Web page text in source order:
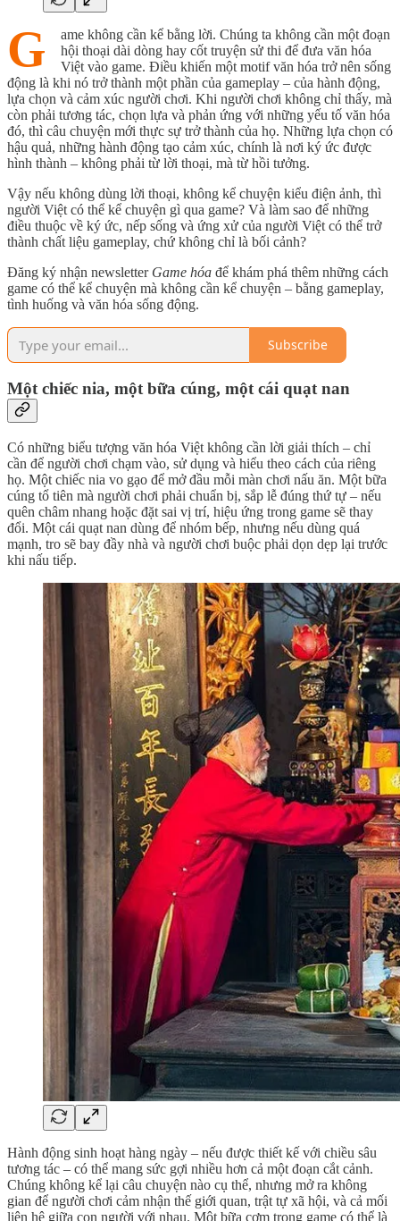
G
ame không cần kể bằng lời. Chúng ta không cần một đoạn
hội thoại dài dòng hay cốt truyện sử thi để đưa văn hóa
Việt vào game. Điều khiến một motif văn hóa trở nên sống
động là khi nó trở thành một phần của gameplay – của hành động,
lựa chọn và cảm xúc người chơi. Khi người chơi không chỉ thấy, mà
còn phải tương tác, chọn lựa và phản ứng với những yếu tố văn hóa
đó, thì câu chuyện mới thực sự trở thành của họ. Những lựa chọn có
hậu quả, những hành động tạo cảm xúc, chính là nơi ký ức được
hình thành – không phải từ lời thoại, mà từ hồi tưởng.
Vậy nếu không dùng lời thoại, không kể chuyện kiểu điện ảnh, thì
người Việt có thể kể chuyện gì qua game? Và làm sao để những
điều thuộc về ký ức, nếp sống và ứng xử của người Việt có thể trở
thành chất liệu gameplay, chứ không chỉ là bối cảnh?
Đăng ký nhận newsletter Game hóa để khám phá thêm những cách
game có thể kể chuyện mà không cần kể chuyện – bằng gameplay,
tình huống và văn hóa sống động.
Subscribe
Một chiếc nia, một bữa cúng, một cái quạt nan
Có những biểu tượng văn hóa Việt không cần lời giải thích – chỉ
cần để người chơi chạm vào, sử dụng và hiểu theo cách của riêng
họ. Một chiếc nia vo gạo để mở đầu mỗi màn chơi nấu ăn. Một bữa
cúng tổ tiên mà người chơi phải chuẩn bị, sắp lễ đúng thứ tự – nếu
quên châm nhang hoặc đặt sai vị trí, hiệu ứng trong game sẽ thay
đổi. Một cái quạt nan dùng để nhóm bếp, nhưng nếu dùng quá
mạnh, tro sẽ bay đầy nhà và người chơi buộc phải dọn dẹp lại trước
khi nấu tiếp.
Hành động sinh hoạt hàng ngày – nếu được thiết kế với chiều sâu
tương tác – có thể mang sức gợi nhiều hơn cả một đoạn cắt cảnh.
Chúng không kể lại câu chuyện nào cụ thể, nhưng mở ra không
gian để người chơi cảm nhận thế giới quan, trật tự xã hội, và cả mối
liên hệ giữa con người với nhau. Một bữa cơm trong game có thể là